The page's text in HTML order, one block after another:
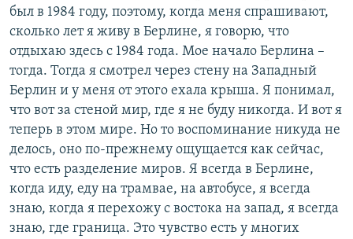
был в 1984 году, поэтому, когда меня спрашивают,
сколько лет я живу в Берлине, я говорю, что
отдыхаю здесь с 1984 года. Мое начало Берлина –
тогда. Тогда я смотрел через стену на Западный
Берлин и у меня от этого ехала крыша. Я понимал,
что вот за стеной мир, где я не буду никогда. И вот я
теперь в этом мире. Но то воспоминание никуда не
делось, оно по-прежнему ощущается как сейчас,
что есть разделение миров. Я всегда в Берлине,
когда иду, еду на трамвае, на автобусе, я всегда
знаю, когда я перехожу с востока на запад, я всегда
знаю, где граница. Это чувство есть у многих